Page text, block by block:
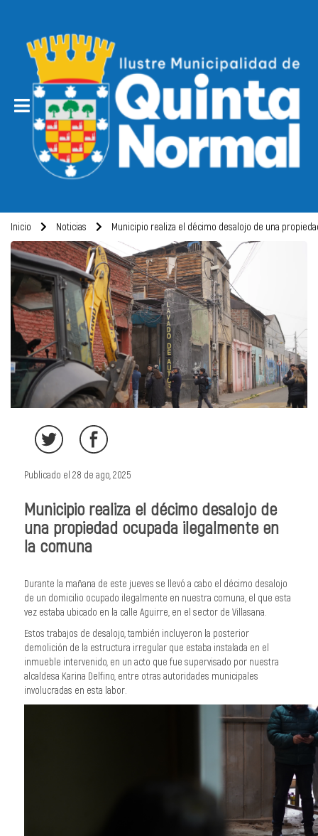
Inicio Noticias Municipio realiza el décimo desalojo de una
Publicado el 28 de ago, 2025
Municipio realiza el décimo desalojo de
una propiedad ocupada ilegalmente en
la comuna
Durante la mañana de este jueves se llevó a cabo el décimo desalojo
de un domicilio ocupado ilegalmente en nuestra comuna, el que esta
vez estaba ubicado en la calle Aguirre, en el sector de Villasana.
Estos trabajos de desalojo, también incluyeron la posterior
demolición de la estructura irregular que estaba instalada en el
inmueble intervenido, en un acto que fue supervisado por nuestra
alcaldesa Karina Delfino, entre otras autoridades municipales
involucradas en esta labor.